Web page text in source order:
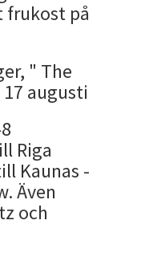
frukost på
" The
augusti
Riga
Kaunas -
Även
och